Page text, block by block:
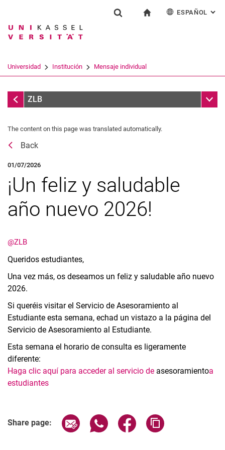
Jump directly to: content
Jump directly to: search
Jump directly to: main
Search term
Search (opens an external link in a
ESPAÑOL :
Universidad Institución Mensaje individual
Infoteca
ZLB Sub
The content on this page was translated automatically.
Back
01/07/2026
¡Un feliz y saludable
año nuevo 2026!
@ZLB
Queridos estudiantes,
Una vez más, os deseamos un feliz y saludable año nuevo
2026.
Si queréis visitar el Servicio de Asesoramiento al
Estudiante esta semana, echad un vistazo a la página del
Servicio de Asesoramiento al Estudiante.
Esta semana el horario de consulta es ligeramente
diferente:
Haga clic aquí para acceder al servicio de asesoramientoa
estudiantes
Share page: Share page via email
Share page via WhatsApp
Share page via